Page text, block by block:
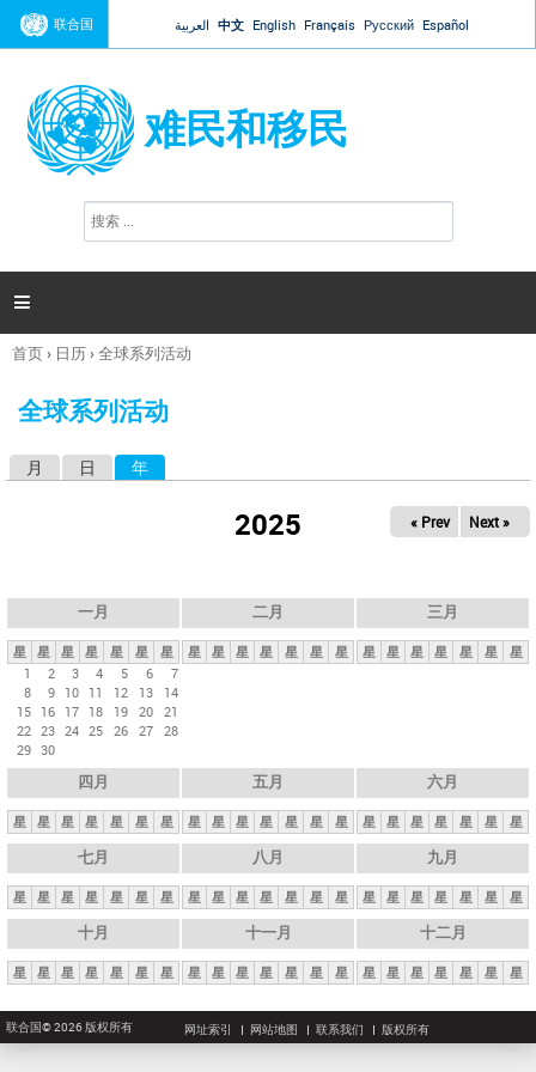
Jump to navigation
联合国 العربية 中文 English Français Русский Español
难民和移民
搜
索

你
这
首页› 日历›全球系列活动
全球系列活动
月 日 年
2025 « Prev Next »
一月
星 星 星 星 星 星
星
1
2 3 4 5 6
7
8
9 10 11 12 13
14
15 16 17 18 19 20 21
22 23 24 25 26 27 28
29 30
二月
星 星 星 星 星 星 星
三月
星 星 星 星 星 星 星
四月
星 星 星 星 星 星 星
五月
星 星 星 星 星 星 星
六月
星 星 星 星 星 星 星
七月
星 星 星 星 星 星 星
八月
星 星 星 星 星 星 星
九月
星 星 星 星 星 星 星
十月
星 星 星 星 星 星 星
十一月
星 星 星 星 星 星 星
十二月
星 星 星 星 星 星 星
联合国© 2026 版权所有 网址索引 网站地图 联系我们 版权所有